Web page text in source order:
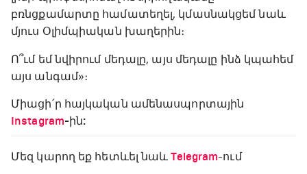
բռնցքամարտը համատեղել, կմասնակցեմ նաև
մյուս Օլիմպիական խաղերին։
Ո՞ւմ եմ նվիրում մեդալը, այս մեդալը ինձ կպահեմ
այս անգամ»։
Միացի՛ր հայկական ամենասպորտային
Instagram-ին:
Մեզ կարող եք հետևել նաև Telegram-ում